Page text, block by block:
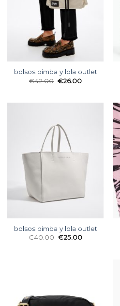
bolsos bimba y lola outlet
€42.00 €26.00
bolsos bimba y lola outlet
€40.00 €25.00